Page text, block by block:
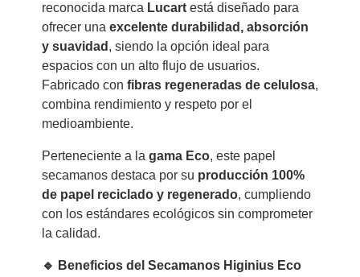
reconocida marca Lucartestá diseñado para
ofrecer una excelente durabilidad, absorción
y suavidad , siendo la opción ideal para
espacios con un alto flujo de usuarios.
Fabricado con fibras regeneradas de celulosa,
combina rendimiento y respeto por el
medioambiente.
Perteneciente a la gama Eco, este papel
secamanos destaca por su producción 100%
de papel reciclado y regenerado, cumpliendo
con los estándares ecológicos sin comprometer
la calidad.
🔹 Beneficios del Secamanos Higinius Eco